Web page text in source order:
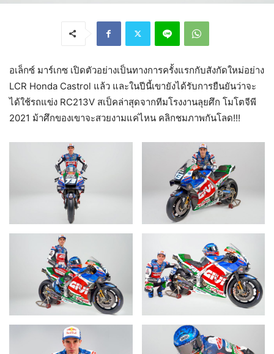
อเล็กซ์ มาร์เกซ เปิดตัวอย่างเป็นทางการครั้งแรกกับสังกัดใหม่อย่าง
LCR Honda Castrol แล้ว และในปีนี้เขายังได้รับการยืนยันว่าจะ
ได้ใช้รถแข่ง RC213V สเป็คล่าสุดจากทีมโรงงานลุยศึก โมโตจีพี
2021 ม้าศึกของเขาจะสวยงามแค่ไหน คลิกชมภาพกันโลด!!!